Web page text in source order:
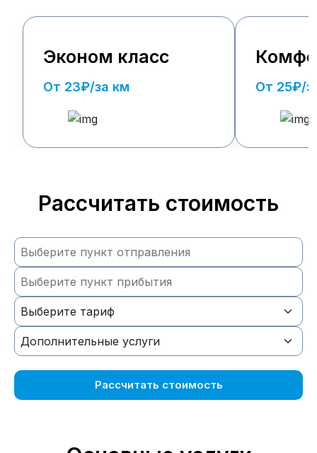
Эконом класс
От 23₽/за км От 25₽/
Рассчитать стоимость
Рассчитать стоимость